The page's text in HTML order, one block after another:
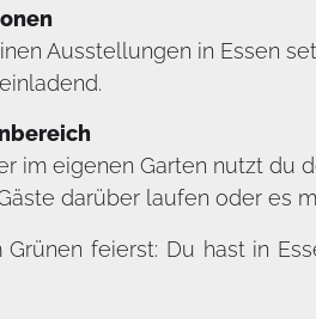
Ausstellungen in Essen
im eigenen Garten nutzt du
darüber laufen oder es
feierst: Du hast in